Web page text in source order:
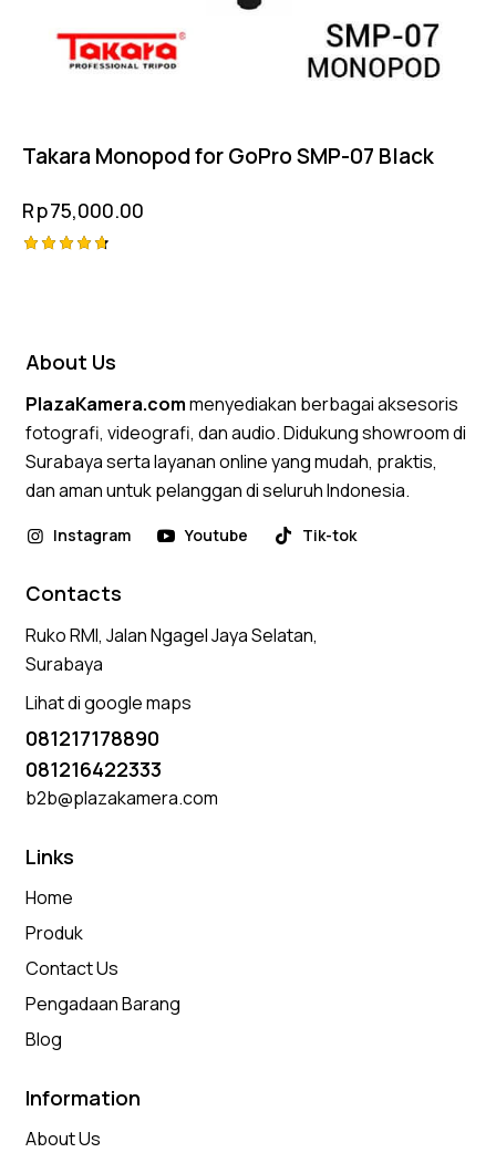
Takara Monopod for GoPro SMP-07 Black
Rp75,000.00
About Us
PlazaKamera.commenyediakan berbagai aksesoris
fotografi, videografi, dan audio. Didukung showroom di
Surabaya serta layanan online yang mudah, praktis,
dan aman untuk pelanggan di seluruh Indonesia.
Instagram Youtube Tik-tok
Contacts
Ruko RMI, Jalan Ngagel Jaya Selatan,
Surabaya
Lihat di google maps
081217178890
081216422333
b2b@plazakamera.com
Links
Home
Produk
Contact Us
Pengadaan Barang
Blog
Information
About Us